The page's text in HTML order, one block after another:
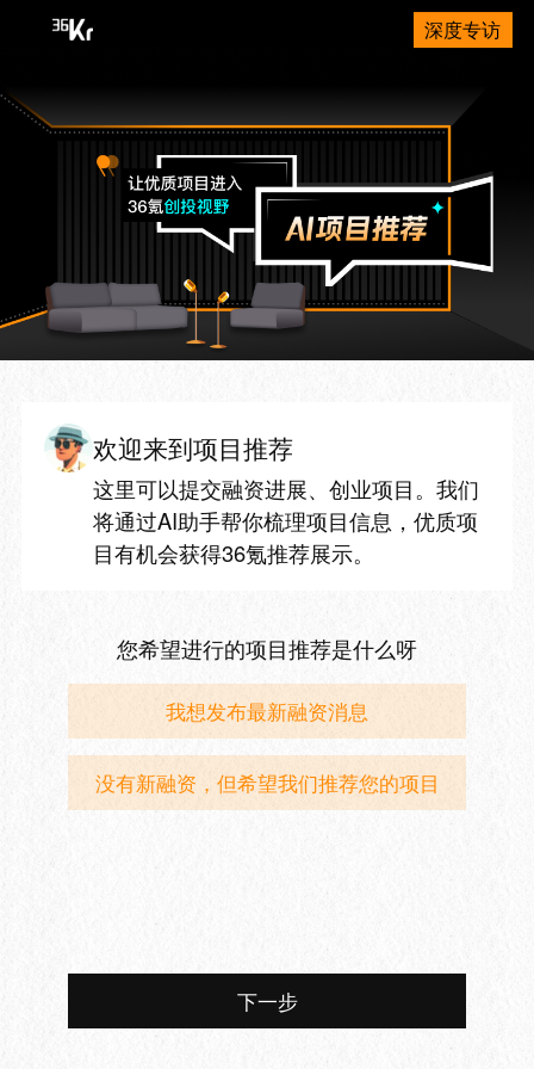
深度专访
欢迎来到项目推荐
这里可以提交融资进展、创业项目。我们
将通过AI助手帮你梳理项目信息，优质项
目有机会获得36氪推荐展示。
您希望进行的项目推荐是什么呀
我想发布最新融资消息
没有新融资，但希望我们推荐您的项目
下一步